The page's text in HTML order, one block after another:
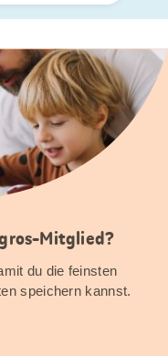
Mitglied?
du die feinsten
speichern kannst.